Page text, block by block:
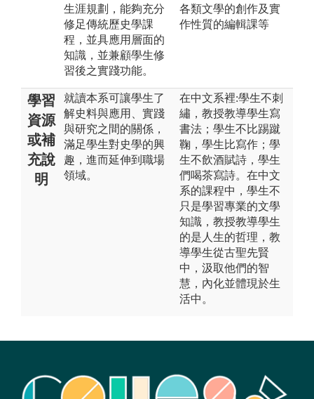
生涯規劃，能夠充分
修足傳統歷史學課
程，並具應用層面的
知識，並兼顧學生修
習後之實踐功能。
各類文學的創作及實
作性質的編輯課等
學習
資源
或補
充說
明
就讀本系可讓學生了
解史料與應用、實踐
與研究之間的關係，
滿足學生對史學的興
趣，進而延伸到職場
領域。
在中文系裡:學生不刺
繡，教授教導學生寫
書法；學生不比踢蹴
鞠，學生比寫作；學
生不飲酒賦詩，學生
們喝茶寫詩。在中文
系的課程中，學生不
只是學習專業的文學
知識，教授教導學生
的是人生的哲理，教
導學生從古聖先賢
中，汲取他們的智
慧，內化並體現於生
活中。